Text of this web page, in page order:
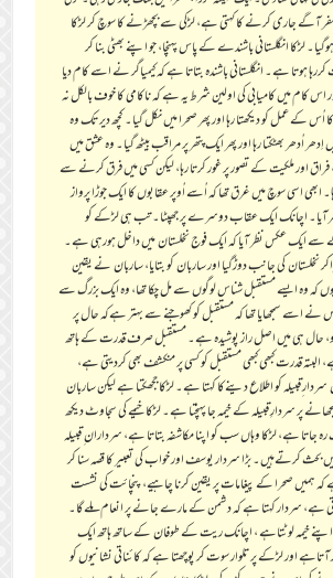
آگے جاری کرنے کا کہتی ہے، لڑکی سے بچھڑنے کا سوچ کر لڑکا
لڑکا انگلستانی باشندے کے پاس پہنچا، جو اپنے بھٹی بنا کر
ہوتا ہے۔ انگلستانی باشندہ بتاتا ہے کہ کیمیاگر نے اسے کام دیا
کام میں کامیابی کی اولین شرط یہ ہے کہ ناکامی کا خوف بالکل نہ
اُس کے عمل کو دیکھتا رہا اور پھر صحرا میں نکل گیا۔ کچھ دیر تک وہ
اِدھر اُدھر بھٹکتا رہا اور پھر ایک پتھر پر مراقب بیٹھ گیا۔ وہ عشق میں
اور ملکیت کے تصور پر غور کرتا رہا، لیکن کسی میں فرق کرنے سے
ابھی اسی سوچ میں غرق تھا کہ اُسے اُوپر عقابوں کا ایک جوڑا پرواز
آیا۔ اچانک ایک عقاب دوسرے پر جھپٹا۔ تب ہی لڑکے کو
سے ایک عکس نظر آیا کہ ایک فوج نخلستان میں داخل ہورہی ہے۔
نخلستان کی جانب دوڑگیا اور ساربان کو بتایا، ساربان نے یقین
کہ وہ ایسے مستقبل شناس لوگوں سے مل چکا تھا، وہ ایک بزرگ سے
جس نے اسے سمجھایا تھا کہ مستقبل کو کھوجنے سے بہتر ہےکہ حال پر
حال ہی میں اصل راز پوشیدہ ہے۔ مستقبل صرف قدرت کے ہاتھ
البتہ قدرت کبھی کبھی مستقبل کو کسی پر منکشف بھی کردیتی ہے،
ِقبیلہ کو اطلاع دینےکا کہتا ہے۔ لڑکا ججھکتا ہے لیکن ساربان
پر سردارِ قبیلہ کے خیمہ جا پہنچتا ہے۔ لڑکا خیمے کی سجاوٹ دیکھ
جاتا ہے، لڑکا وہاں سب کو اپنا مکاشفہ بتاتا ہے، سردارانِ قبیلہ
بحث کرتےہیں۔ بڑا سردار یوسف اور خواب کی تعبیر کا قصہ سنا کر
کہ ہمیں صحرا کے پیغامات پر یقین کرنا چاہیے، پنچائت کی نشست
ہے، سردار کہتا ہے کہ دشمن کے مارے جانے پر انعام ملے گا۔
خیمہ لوٹتاہے ، اچانک ریت کے طوفان کے ساتھ ہاتھ ایک
آتاہے اور لڑکے پر تلوار سوت کر پوچھتا ہے کہ کائناتی نشانیوں کو